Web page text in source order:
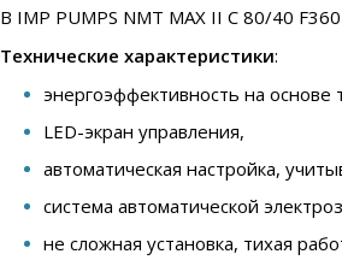
В IMP PUMPS NMT MAX II C 80/40
Технические характеристики:
энергоэффективность на основе
LED-экран управления,
автоматическая настройка,
система автоматической
не сложная установка, тихая